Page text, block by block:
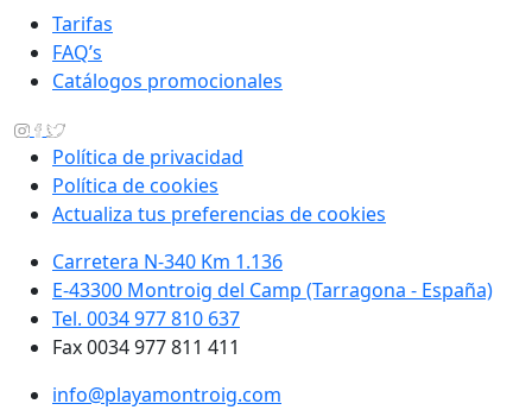
Tarifas
FAQ’s
Catálogos promocionales
Política de privacidad
Política de cookies
Actualiza tus preferencias de cookies
Carretera N-340 Km 1.136
E-43300 Montroig del Camp (Tarragona - España)
Tel. 0034 977 810 637
Fax 0034 977 811 411
info@playamontroig.com